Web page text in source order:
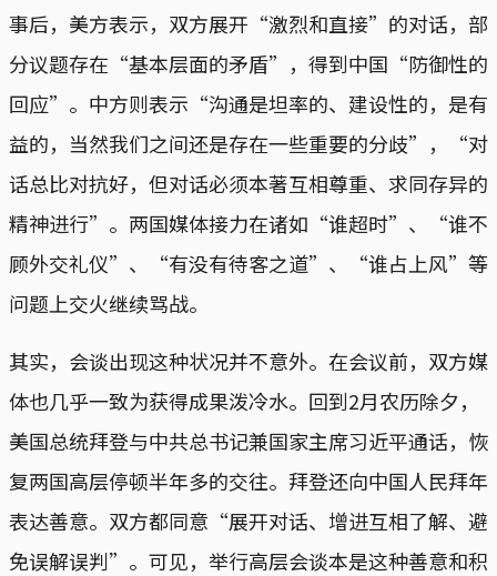
事后，美方表示，双方展开“激烈和直接”的对话，部
分议题存在“基本层面的矛盾”，得到中国“防御性的
回应”。中方则表示“沟通是坦率的、建设性的，是有
益的，当然我们之间还是存在一些重要的分歧”，“对
话总比对抗好，但对话必须本著互相尊重、求同存异的
精神进行”。两国媒体接力在诸如“谁超时”、“谁不
顾外交礼仪”、“有没有待客之道”、“谁占上风”等
问题上交火继续骂战。
其实，会谈出现这种状况并不意外。在会议前，双方媒
体也几乎一致为获得成果泼冷水。回到2月农历除夕，
美国总统拜登与中共总书记兼国家主席习近平通话，恢
复两国高层停顿半年多的交往。拜登还向中国人民拜年
表达善意。双方都同意“展开对话、增进互相了解、避
免误解误判”。可见，举行高层会谈本是这种善意和积